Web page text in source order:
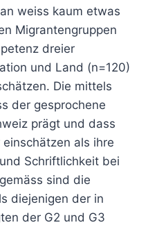
weiss kaum etwas
Migrantengruppen
dreier
und Land (n=120)
Die mittels
der gesprochene
prägt und dass
als ihre
Schriftlichkeit bei
sind die
diejenigen der in
der G2 und G3